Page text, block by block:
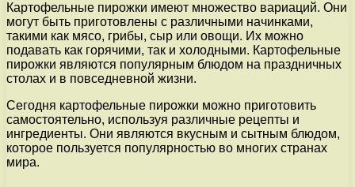
Картофельные пирожки имеют множество вариаций. Они
могут быть приготовлены с различными начинками,
такими как мясо, грибы, сыр или овощи. Их можно
подавать как горячими, так и холодными. Картофельные
пирожки являются популярным блюдом на праздничных
столах и в повседневной жизни.
Сегодня картофельные пирожки можно приготовить
самостоятельно, используя различные рецепты и
ингредиенты. Они являются вкусным и сытным блюдом,
которое пользуется популярностью во многих странах
мира.